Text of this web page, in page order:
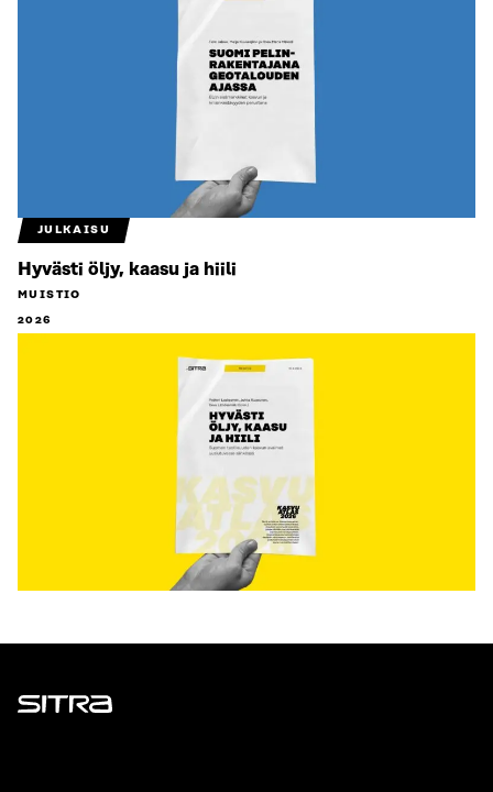
JULKAISU
Hyvästi öljy, kaasu ja hiili
MUISTIO
2026
Sitra